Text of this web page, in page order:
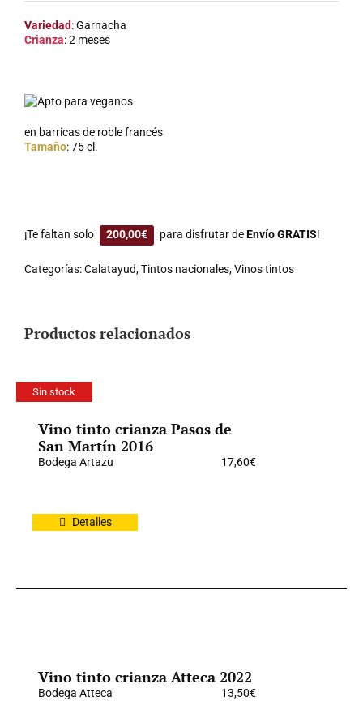
Variedad: Garnacha
Crianza: 2 meses
Apto para veganos
en barricas de roble francés
Tamaño: 75 cl.
¡Te faltan solo 200,00€ para disfrutar deEnvío GRATIS!
Categorías:Calatayud,Tintos nacionales,Vinos tintos
Productos relacionados
Sin stock
Vino tinto crianza Pasos de
San Martín 2016
Bodega Artazu 17,60€
Detalles
Vino tinto crianza Atteca 2022
Bodega Atteca 13,50€